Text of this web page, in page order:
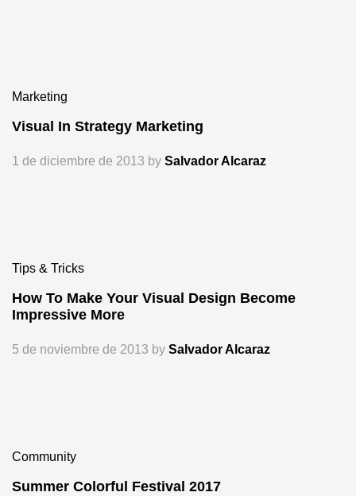
Marketing
Visual In Strategy Marketing
1 de diciembre de 2013 by Salvador Alcaraz
Tips & Tricks
How To Make Your Visual Design Become
Impressive More
5 de noviembre de 2013 by Salvador Alcaraz
Community
Summer Colorful Festival 2017